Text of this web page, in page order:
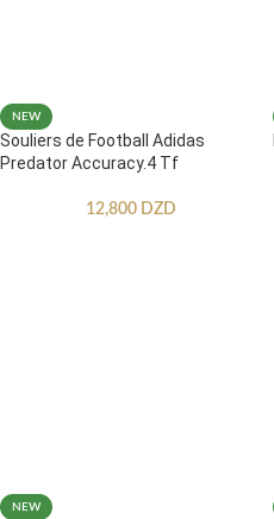
NEW
Souliers de Football Adidas
Predator Accuracy.4 Tf
12,800 DZD
NEW